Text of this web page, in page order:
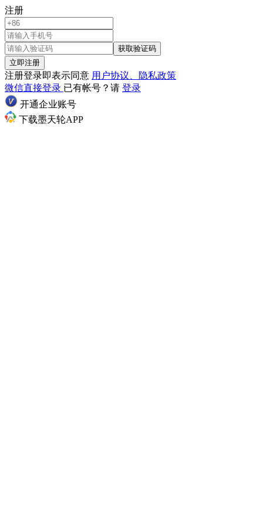
注册
获取验证码
立即注册
注册登录即表示同意 用户协议、隐私政策
微信直接登录 已有帐号？请 登录
开通企业账号
下载墨天轮APP